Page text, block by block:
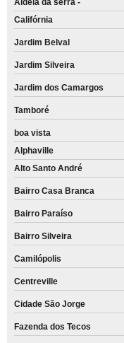
Aldeia da serra -
Califórnia
Jardim Belval
Jardim Silveira
Jardim dos Camargos
Tamboré
boa vista
Alphaville
Alto Santo André
Bairro Casa Branca
Bairro Paraíso
Bairro Silveira
Camilópolis
Centreville
Cidade São Jorge
Fazenda dos Tecos